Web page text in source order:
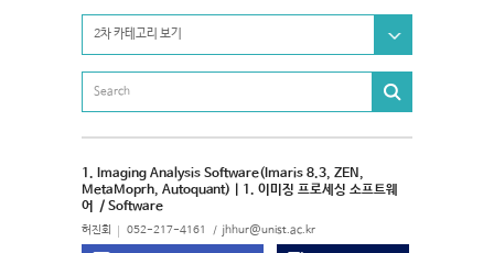
2차 카테고리 보기
1. Imaging Analysis Software(Imaris 8.3, ZEN,
MetaMoprh, Autoquant) | 1. 이미징 프로세싱 소프트웨
어 / Software
허진회 052-217-4161 jhhur@unist.ac.kr